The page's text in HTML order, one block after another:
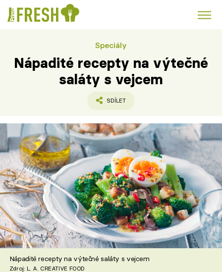
Polévky k večeři
Česká kuchyně Čokoláda
Témata
Recepty
Články
TV Program
Škola vaření
Recepty z TV
Speciály
Nápadité recepty na výtečné
saláty s vejcem
SDÍLET
Nápadité recepty na výtečné saláty s vejcem
Zdroj: L. A. CREATIVE FOOD